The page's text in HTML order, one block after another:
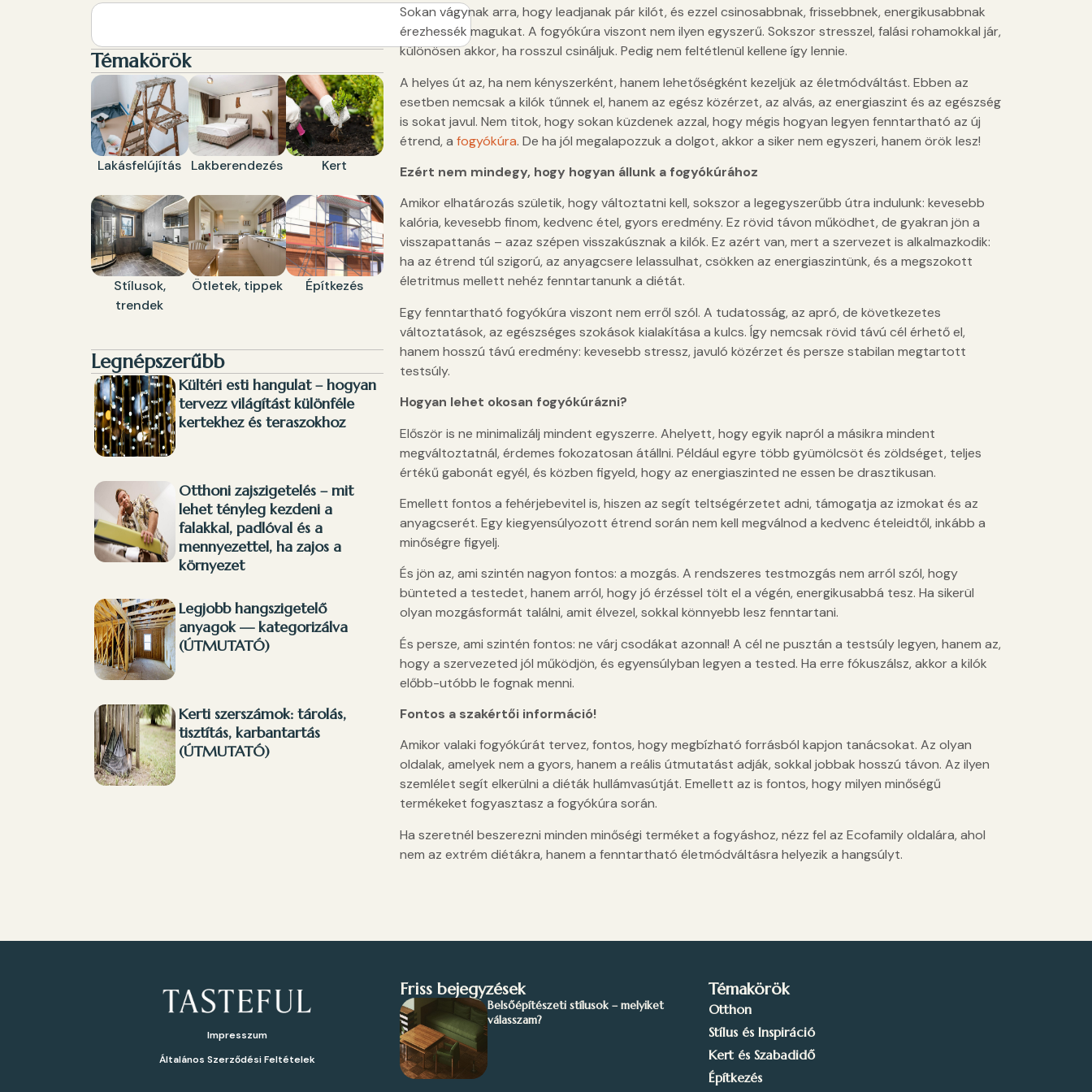
Témakörök
Lakásfelújítás Lakberendezés Kert
Stílusok,
trendek
Ötletek, tippek Építkezés
Legnépszerűbb
Kültéri esti hangulat – hogyan
tervezz világítást különféle
kertekhez és teraszokhoz
Otthoni zajszigetelés – mit
lehet tényleg kezdeni a
falakkal, padlóval és a
mennyezettel, ha zajos a
környezet
Legjobb hangszigetelő
anyagok — kategorizálva
(ÚTMUTATÓ)
Kerti szerszámok: tárolás,
tisztítás, karbantartás
(ÚTMUTATÓ)
Sokan vágynak arra, hogy leadjanak pár kilót, és ezzel csinosabbnak, frissebbnek, energikusabbnak
érezhessék magukat. A fogyókúra viszont nem ilyen egyszerű. Sokszor stresszel, falási rohamokkal jár,
különösen akkor, ha rosszul csináljuk. Pedig nem feltétlenül kellene így lennie.
A helyes út az, ha nem kényszerként, hanem lehetőségként kezeljük az életmódváltást. Ebben az
esetben nemcsak a kilók tűnnek el, hanem az egész közérzet, az alvás, az energiaszint és az egészség
is sokat javul. Nem titok, hogy sokan küzdenek azzal, hogy mégis hogyan legyen fenntartható az új
étrend, a fogyókúra. De ha jól megalapozzuk a dolgot, akkor a siker nem egyszeri, hanem örök lesz!
Ezért nem mindegy, hogy hogyan állunk a fogyókúrához
Amikor elhatározás születik, hogy változtatni kell, sokszor a legegyszerűbb útra indulunk: kevesebb
kalória, kevesebb finom, kedvenc étel, gyors eredmény. Ez rövid távon működhet, de gyakran jön a
visszapattanás – azaz szépen visszakúsznak a kilók. Ez azért van, mert a szervezet is alkalmazkodik:
ha az étrend túl szigorú, az anyagcsere lelassulhat, csökken az energiaszintünk, és a megszokott
életritmus mellett nehéz fenntartanunk a diétát.
Egy fenntartható fogyókúra viszont nem erről szól. A tudatosság, az apró, de következetes
változtatások, az egészséges szokások kialakítása a kulcs. Így nemcsak rövid távú cél érhető el,
hanem hosszú távú eredmény: kevesebb stressz, javuló közérzet és persze stabilan megtartott
testsúly.
Hogyan lehet okosan fogyókúrázni?
Először is ne minimalizálj mindent egyszerre. Ahelyett, hogy egyik napról a másikra mindent
megváltoztatnál, érdemes fokozatosan átállni. Például egyre több gyümölcsöt és zöldséget, teljes
értékű gabonát egyél, és közben figyeld, hogy az energiaszinted ne essen be drasztikusan.
Emellett fontos a fehérjebevitel is, hiszen az segít teltségérzetet adni, támogatja az izmokat és az
anyagcserét. Egy kiegyensúlyozott étrend során nem kell megválnod a kedvenc ételeidtől, inkább a
minőségre figyelj.
És jön az, ami szintén nagyon fontos: a mozgás. A rendszeres testmozgás nem arról szól, hogy
bünteted a testedet, hanem arról, hogy jó érzéssel tölt el a végén, energikusabbá tesz. Ha sikerül
olyan mozgásformát találni, amit élvezel, sokkal könnyebb lesz fenntartani.
És persze, ami szintén fontos: ne várj csodákat azonnal! A cél ne pusztán a testsúly legyen, hanem az,
hogy a szervezeted jól működjön, és egyensúlyban legyen a tested. Ha erre fókuszálsz, akkor a kilók
előbb-utóbb le fognak menni.
Fontos a szakértői információ!
Amikor valaki fogyókúrát tervez, fontos, hogy megbízható forrásból kapjon tanácsokat. Az olyan
oldalak, amelyek nem a gyors, hanem a reális útmutatást adják, sokkal jobbak hosszú távon. Az ilyen
szemlélet segít elkerülni a diéták hullámvasútját. Emellett az is fontos, hogy milyen minőségű
termékeket fogyasztasz a fogyókúra során.
Ha szeretnél beszerezni minden minőségi terméket a fogyáshoz, nézz fel az Ecofamily oldalára, ahol
nem az extrém diétákra, hanem a fenntartható életmódváltásra helyezik a hangsúlyt.
Impresszum
Általános Szerződési Feltételek
Friss bejegyzések
Belsőépítészeti stílusok – melyiket
válasszam?
Témakörök
Otthon
Stílus és Inspiráció
Kert és Szabadidő
Építkezés